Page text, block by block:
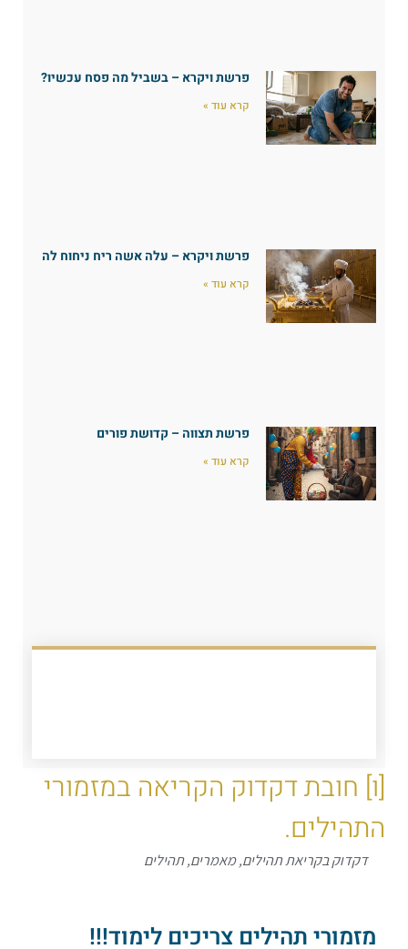
פרשת ויקרא – בשביל מה פסח עכשיו?
קרא עוד »
פרשת ויקרא – עלה אשה ריח ניחוח לה
קרא עוד »
פרשת תצווה – קדושת פורים
קרא עוד »
[ו] חובת דקדוק הקריאה במזמורי
התהילים.
דקדוק בקריאת תהילים,מאמרים,תהילים
מזמורי תהילים צריכים לימוד!!!